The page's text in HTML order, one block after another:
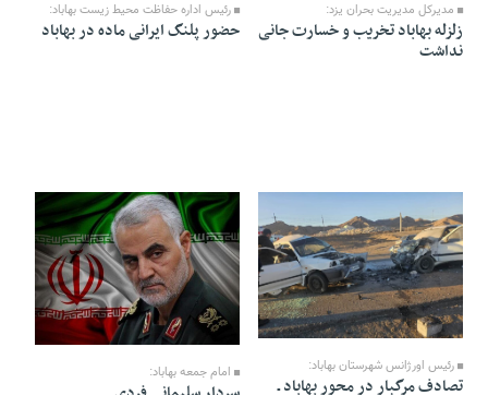
مدیرکل مدیریت بحران یزد:
زلزله بهاباد تخریب و خسارت جانی
نداشت
رئیس اداره حفاظت محیط زیست بهاباد:
حضور پلنگ ایرانی ماده در بهاباد
17 Dey 1404 - 11:53
رئیس اورژانس شهرستان بهاباد:
تصادف مرگبار در محور بهاباد ـ
12 Dey 1404 - 21:10
امام جمعه بهاباد: